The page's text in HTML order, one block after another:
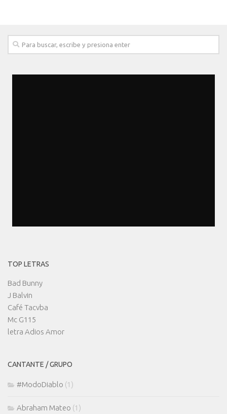
TOP LETRAS
Bad Bunny
J Balvin
Café Tacvba
Mc G115
letra Adios Amor
CANTANTE / GRUPO
#ModoDiablo (1)
Abraham Mateo (1)